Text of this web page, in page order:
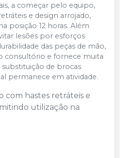
a começar pelo equipo,
e design arrojado,
posição 12 horas. Além
lesões por esforços
das peças de mão,
consultório e fornece muita
de brocas
permanece em atividade.
com hastes retráteis e
utilização na